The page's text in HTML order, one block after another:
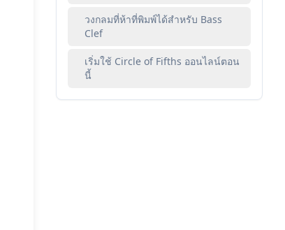
วงกลมที่ห้าที่พิมพ์ได้สําหรับ Bass
Clef
เริ่มใช้ Circle of Fifths ออนไลน์ตอน
นี้